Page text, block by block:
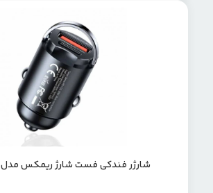
شارژر فندکی فست شارژ ریمکس مدل RCC359